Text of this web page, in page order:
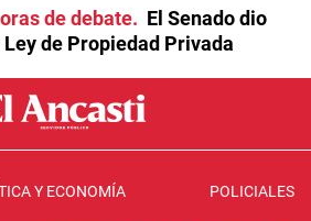
de debate
El Senado dio
de Propiedad Privada
Y ECONOMÍA POLICIALES